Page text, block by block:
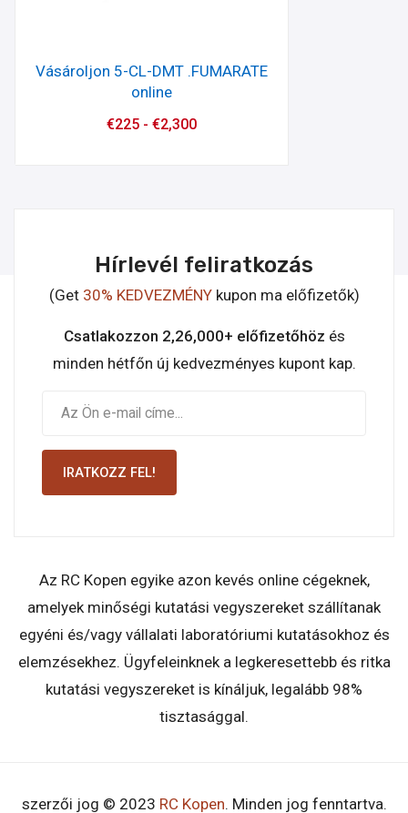
Vásároljon 5-CL-DMT .FUMARATE
online
€225- €2,300
Hírlevél feliratkozás
(Get 30% KEDVEZMÉNYkupon ma előfizetők)
Csatlakozzon 2,26,000+ előfizetőhöz és
minden hétfőn új kedvezményes kupont kap.
IRATKOZZ FEL!
Az RC Kopen egyike azon kevés online cégeknek,
amelyek minőségi kutatási vegyszereket szállítanak
egyéni és/vagy vállalati laboratóriumi kutatásokhoz és
elemzésekhez. Ügyfeleinknek a legkeresettebb és ritka
kutatási vegyszereket is kínáljuk, legalább 98%
tisztasággal.
szerzői jog © 2023 RC Kopen. Minden jog fenntartva.